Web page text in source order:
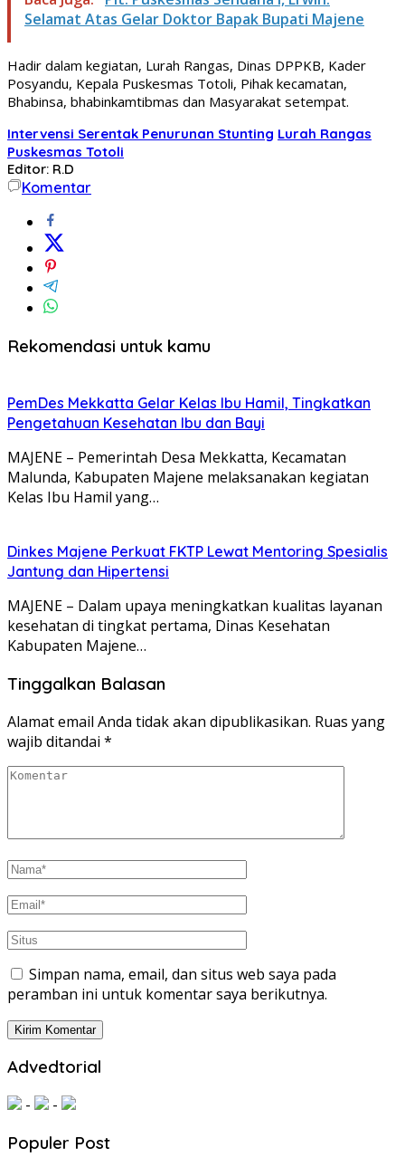
Selamat Atas Gelar Doktor Bapak Bupati Majene
Hadir dalam kegiatan, Lurah Rangas, Dinas DPPKB, Kader
Posyandu, Kepala Puskesmas Totoli, Pihak kecamatan,
Bhabinsa, bhabinkamtibmas dan Masyarakat setempat.
Intervensi Serentak Penurunan Stunting Lurah Rangas
Puskesmas Totoli
Editor: R.D
Komentar
Rekomendasi untuk kamu
PemDes Mekkatta Gelar Kelas Ibu Hamil, Tingkatkan
Pengetahuan Kesehatan Ibu dan Bayi
MAJENE – Pemerintah Desa Mekkatta, Kecamatan
Malunda, Kabupaten Majene melaksanakan kegiatan
Kelas Ibu Hamil yang…
Dinkes Majene Perkuat FKTP Lewat Mentoring Spesialis
Jantung dan Hipertensi
MAJENE – Dalam upaya meningkatkan kualitas layanan
kesehatan di tingkat pertama, Dinas Kesehatan
Kabupaten Majene…
Tinggalkan Balasan
Alamat email Anda tidak akan dipublikasikan. Ruas yang
wajib ditandai *
Simpan nama, email, dan situs web saya pada
peramban ini untuk komentar saya berikutnya.
Advedtorial
- -
Populer Post